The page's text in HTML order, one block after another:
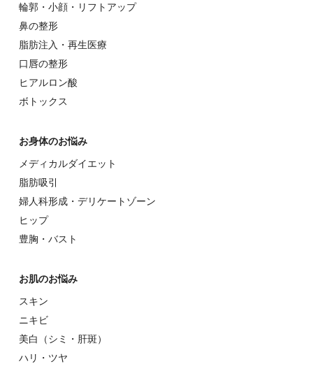
輪郭・⼩顔・リフトアップ
⿐の整形
脂肪注入・再生医療
⼝唇の整形
ヒアルロン酸
ボトックス
お⾝体のお悩み
メディカルダイエット
脂肪吸引
婦⼈科形成・デリケートゾーン
ヒップ
豊胸・バスト
お肌のお悩み
スキン
ニキビ
美⽩（シミ・肝斑）
ハリ・ツヤ